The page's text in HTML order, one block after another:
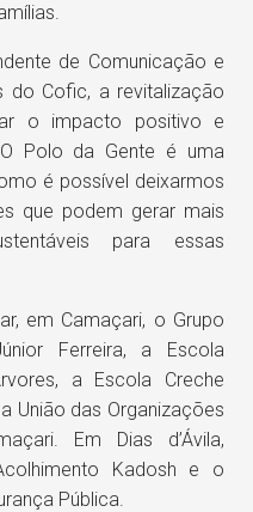
de Comunicação e
do Cofic, a revitalização
o impacto positivo e
Polo da Gente é uma
é possível deixarmos
que podem gerar mais
para essas
em Camaçari, o Grupo
Ferreira, a Escola
a Escola Creche
União das Organizações
Em Dias d’Ávila,
Kadosh e o
Pública.